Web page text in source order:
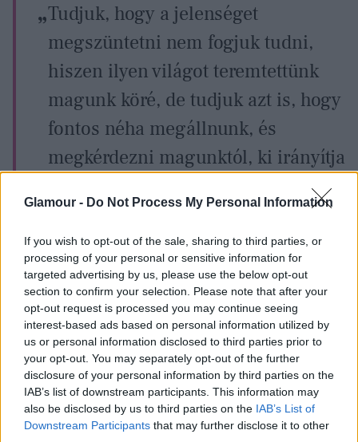
Glamour - Do Not Process My Personal Information
If you wish to opt-out of the sale, sharing to third parties, or
processing of your personal or sensitive information for
targeted advertising by us, please use the below opt-out
section to confirm your selection. Please note that after your
opt-out request is processed you may continue seeing
interest-based ads based on personal information utilized by
us or personal information disclosed to third parties prior to
your opt-out. You may separately opt-out of the further
disclosure of your personal information by third parties on the
IAB’s list of downstream participants. This information may
also be disclosed by us to third parties on the IAB’s List of
Downstream Participants that may further disclose it to other
Tudjuk, hogy a jelenséget
megszüntetni nem fogjuk tudni,
hiszen ilyen világot teremtettünk
magunk köré, de tudjuk azt is, hogy
fontos néha megállnunk, és
megkérdezni magunktól, ki irányítja
az életünket. A szenvedést fel kell
ismerni, és ha ez megtörtént,
fontos, hogy kiutat, vagy legalábbis
pihenőt találjunk magunknak. Ezzel
a kampánnyal éppen ez volt a
célunk: hogy egy pillanatra
megálljunk, és felfogjuk, mi
történik körülöttünk.
A felfogás pedig már önmagában nehéz, hiszen